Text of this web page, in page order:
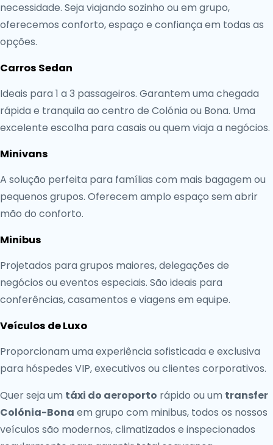
necessidade. Seja viajando sozinho ou em grupo,
oferecemos conforto, espaço e confiança em todas as
opções.
Carros Sedan
Ideais para 1 a 3 passageiros. Garantem uma chegada
rápida e tranquila ao centro de Colónia ou Bona. Uma
excelente escolha para casais ou quem viaja a negócios.
Minivans
A solução perfeita para famílias com mais bagagem ou
pequenos grupos. Oferecem amplo espaço sem abrir
mão do conforto.
Minibus
Projetados para grupos maiores, delegações de
negócios ou eventos especiais. São ideais para
conferências, casamentos e viagens em equipe.
Veículos de Luxo
Proporcionam uma experiência sofisticada e exclusiva
para hóspedes VIP, executivos ou clientes corporativos.
Quer seja um táxi do aeroporto rápido ou um transfer
Colónia-Bona em grupo com minibus, todos os nossos
veículos são modernos, climatizados e inspecionados